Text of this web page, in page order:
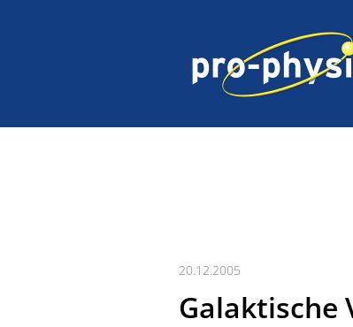
20.12.2005
Galaktische